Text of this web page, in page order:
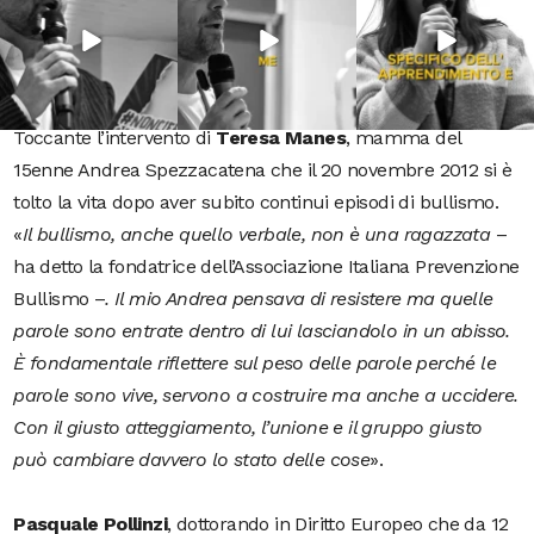
capire come rialzarsi e come non rifare lo stesso errore. La
vita è bella e va vissuta intensamente col sorriso e con uno
scambio reciproco di emozioni».
Toccante l’intervento di Teresa Manes, mamma del
15enne Andrea Spezzacatena che il 20 novembre 2012 si è
tolto la vita dopo aver subito continui episodi di bullismo.
«Il bullismo, anche quello verbale, non è una ragazzata–
ha detto la fondatrice dell’Associazione Italiana Prevenzione
Bullismo –. Il mio Andrea pensava di resistere ma quelle
parole sono entrate dentro di lui lasciandolo in un abisso.
È fondamentale riflettere sul peso delle parole perché le
parole sono vive, servono a costruire ma anche a uccidere.
Con il giusto atteggiamento, l’unione e il gruppo giusto
può cambiare davvero lo stato delle cose».
Pasquale Pollinzi, dottorando in Diritto Europeo che da 12
54 871